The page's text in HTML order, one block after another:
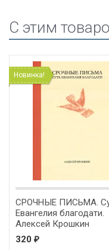
C этим
Новинка!
СРОЧНЫЕ ПИСЬМА.
Евангелия благодати.
Алексей Крошкин
320 ₽